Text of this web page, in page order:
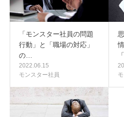
「モンスター社員の問題
行動」と「職場の対応」
の…
2022.06.15
モンスター社員